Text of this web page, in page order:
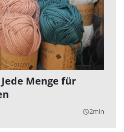
Menge für
query_builder2min